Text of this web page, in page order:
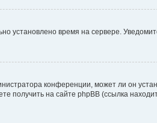
установлено время на сервере.
конференции, может ли он
получить на сайте phpBB (ссылка